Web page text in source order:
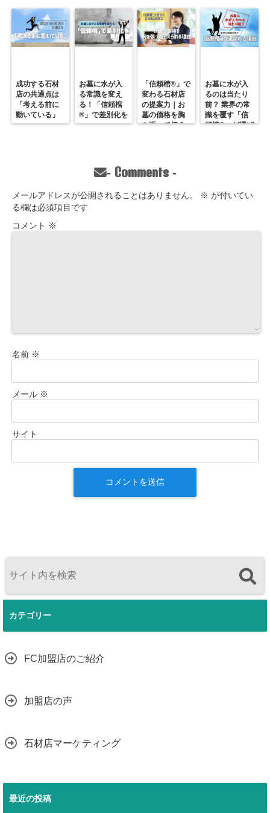
成功する石材
店の共通点は
「考える前に
動いている」
お墓に水が入
る常識を変え
る！「信頼棺
®」で差別化を
「信頼棺®」で
変わる石材店
の提案力｜お
墓の価格を胸
を張って伝え
お墓に水が入
るのは当たり
前？ 業界の常
識を覆す「信
頼棺®」が選ば
- Comments-
メールアドレスが公開されることはありません。 ※ が付いてい
る欄は必須項目です
コメント ※
名前 ※
メール ※
サイト
カテゴリー
FC加盟店のご紹介
加盟店の声
石材店マーケティング
最近の投稿